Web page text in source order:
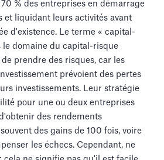
% des entreprises en démarrage
et liquidant leurs activités avant
d'existence. Le terme « capital-
le domaine du capital-risque
prendre des risques, car les
prévoient des pertes
investissements. Leur stratégie
pour une ou deux entreprises
des rendements
des gains de 100 fois, voire
les échecs. Cependant, ne